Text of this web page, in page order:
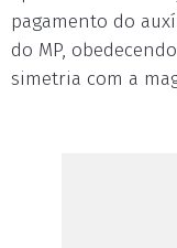
pagamento do
do MP,
simetria com a